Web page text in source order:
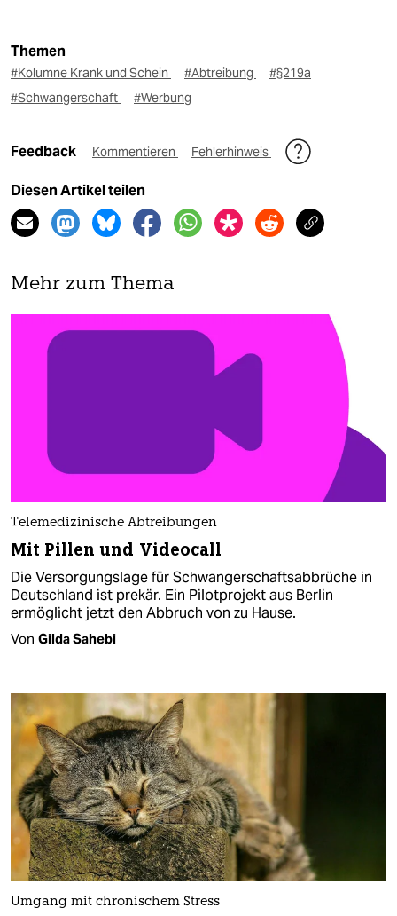
Themen
#Kolumne Krank und Schein #Abtreibung
#§219a
#Schwangerschaft
#Werbung
Feedback Kommentieren Fehlerhinweis
Diesen Artikel teilen
Mehr zum Thema
Telemedizinische Abtreibungen
Mit Pillen und Videocall
Die Versorgungslage für Schwangerschaftsabbrüche in
Deutschland ist prekär. Ein Pilotprojekt aus Berlin
ermöglicht jetzt den Abbruch von zu Hause.
Von Gilda Sahebi
Umgang mit chronischem Stress